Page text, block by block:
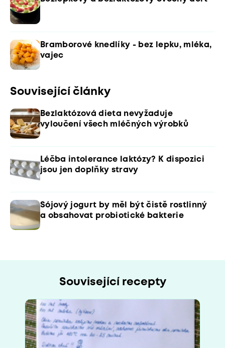
Bramborové knedlíky - bez lepku, mléka,
vajec
Související články
Bezlaktózová dieta nevyžaduje
vyloučení všech mléčných výrobků
Léčba intolerance laktózy? K dispozici
jsou jen doplňky stravy
Sójový jogurt by měl být čistě rostlinný
a obsahovat probiotické bakterie
Související recepty